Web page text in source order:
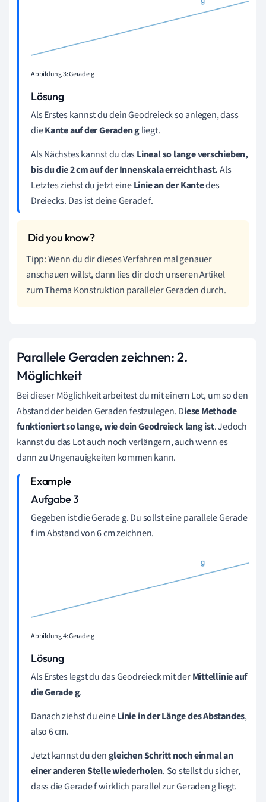
Abbildung 3: Gerade g
Lösung
Als Erstes kannst du dein Geodreieck so anlegen, dass
dieKante auf der Geraden gliegt.
Als Nächstes kannst du dasLineal so lange verschieben,
bis du die 2 cm auf der Innenskala erreicht hast.Als
Letztes ziehst du jetzt eineLinie an der Kantedes
Dreiecks. Das ist deine Gerade f.
Tipp: Wenn du dir dieses Verfahren mal genauer
anschauen willst, dann lies dir doch unseren Artikel
zum Thema Konstruktion paralleler Geraden durch.
Parallele Geraden zeichnen: 2.
Möglichkeit
Bei dieser Möglichkeit arbeitest du mit einem Lot, um so den
Abstand der beiden Geraden festzulegen. Diese Methode
funktioniert so lange, wie dein Geodreieck lang ist. Jedoch
kannst du das Lot auch noch verlängern, auch wenn es
dann zu Ungenauigkeiten kommen kann.
Aufgabe 3
Gegeben ist die Gerade g. Du sollst eine parallele Gerade
f im Abstand von 6 cm zeichnen.
Abbildung 4: Gerade g
Lösung
Als Erstes legst du das Geodreieck mit derMittellinie auf
die Gerade g.
Danach ziehst du eineLinie in der Länge des Abstandes,
also 6 cm.
Jetzt kannst du dengleichen Schritt noch einmal an
einer anderen Stelle wiederholen. So stellst du sicher,
dass die Gerade f wirklich parallel zur Geraden g liegt.